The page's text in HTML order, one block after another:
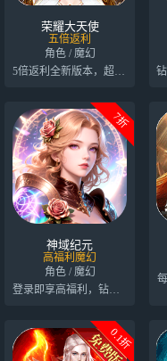
荣耀大天使
五倍返利
角色 / 魔幻
5倍返利全新版本，超级加速爽快升级
7折
神域纪元
高福利魔幻
角色 / 魔幻
登录即享高福利，钻石天天领
0.1折